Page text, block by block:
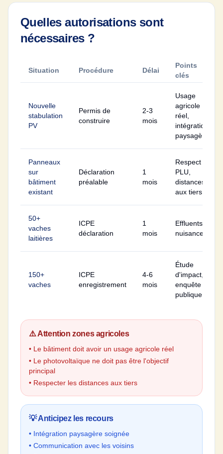
Quelles autorisations sont
nécessaires ?
Situation Procédure Délai
Points
clés
Nouvelle
stabulation
PV
Permis de
construire
2-3
mois
Usage
agricole
réel,
intégration
paysagère
Panneaux
sur
bâtiment
existant
Déclaration
préalable
1
mois
Respect
PLU,
distances
aux tiers
50+
vaches
laitières
ICPE
déclaration
1
mois
Effluents,
nuisances
150+
vaches
ICPE
enregistrement
4-6
mois
Étude
d'impact,
enquête
publique
⚠️ Attention zones agricoles
• Le bâtiment doit avoir un usage agricole réel
• Le photovoltaïque ne doit pas être l'objectif
principal
• Respecter les distances aux tiers
💡 Anticipez les recours
• Intégration paysagère soignée
• Communication avec les voisins